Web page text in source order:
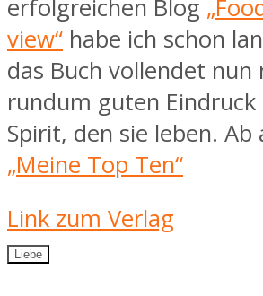
erfolgreichen Blog
view“ habe ich schon
das Buch vollendet nun
rundum guten Eindruck
Spirit, den sie leben. Ab
„Meine Top Ten“
Link zum Verlag
Liebe